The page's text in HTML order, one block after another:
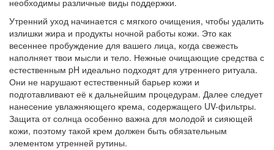
необходимы различные виды поддержки.
Утренний уход начинается с мягкого очищения, чтобы удалить
излишки жира и продукты ночной работы кожи. Это как
весеннее пробуждение для вашего лица, когда свежесть
наполняет твои мысли и тело. Нежные очищающие средства с
естественным pH идеально подходят для утреннего ритуала.
Они не нарушают естественный барьер кожи и
подготавливают её к дальнейшим процедурам. Далее следует
нанесение увлажняющего крема, содержащего UV-фильтры.
Защита от солнца особенно важна для молодой и сияющей
кожи, поэтому такой крем должен быть обязательным
элементом утренней рутины.